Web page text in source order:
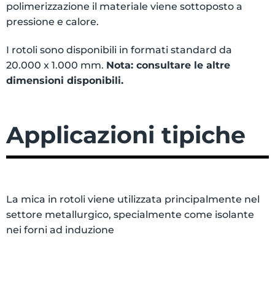
polimerizzazione il materiale viene sottoposto a
pressione e calore.
I rotoli sono disponibili in formati standard da
20.000 x 1.000 mm. Nota: consultare le altre
dimensioni disponibili.
Applicazioni tipiche
La mica in rotoli viene utilizzata principalmente nel
settore metallurgico, specialmente come isolante
nei forni ad induzione